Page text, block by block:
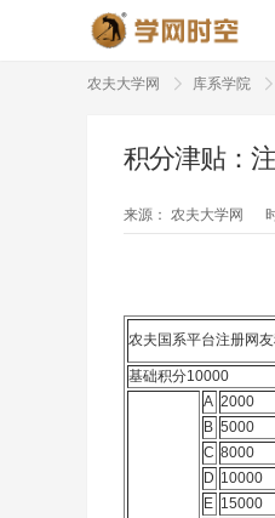
农夫大学网 库系学院
积分津贴：
来源： 农夫大学网
农夫国系平台注册网
基础积分10000
A 2000
B 5000
C 8000
D 10000
E 15000